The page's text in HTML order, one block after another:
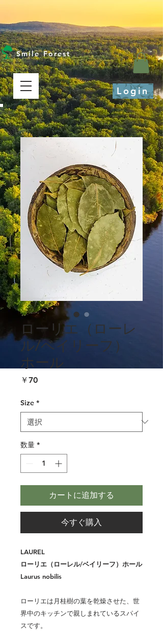
Smile Forest
Login
ローリエ（ローレ
ル/ベイリーフ）
ホール
￥70価
Size *
数量 *
カートに追加する
今すぐ購入
LAUREL
ローリエ（ローレル/ベイリーフ）ホール
Laurus nobilis
ローリエは月桂樹の葉を乾燥させた、世
界中のキッチンで親しまれているスパイ
スです。